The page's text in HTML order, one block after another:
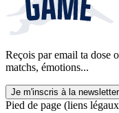
Reçois par email ta dose
matchs, émotions...
Je m'inscris à la newsletter
Pied de page (liens